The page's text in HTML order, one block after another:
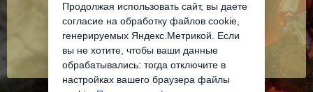
Добавить в корзину
Продолжая использовать сайт, вы даете
согласие на обработку файлов cookie,
генерируемых Яндекс.Метрикой. Если
вы не хотите, чтобы ваши данные
обрабатывались: тогда отключите в
настройках вашего браузера файлы